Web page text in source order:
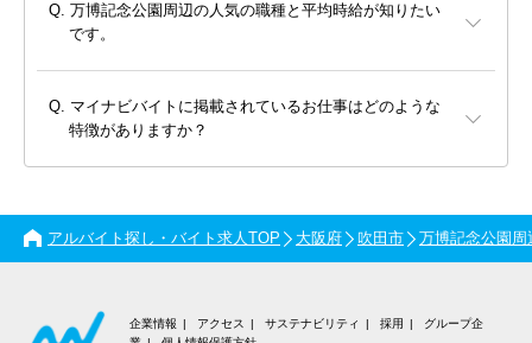
万博記念公園周辺の人気の職種と平均時給が知りたい
です。
マイナビバイトに掲載されているお仕事はどのような
特徴がありますか？
アルバイト探し・バイト求人TOP 大阪府 吹田市 万博記念公園周
企業情報 アクセス サステナビリティ 採用
グループ企